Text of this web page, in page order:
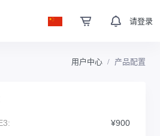
请登录
用户中心 产品配置
¥900